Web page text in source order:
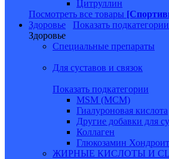
Цитруллин
Посмотреть все товары
Здоровье
Показать подкатегории
Здоровье
Специальные препараты
Для суставов и связок
Показать подкатегории
MSM (МСМ)
Гиалуроновая кислота
Другие добавки для
Коллаген
Глюкозамин
ЖИРНЫЕ КИСЛОТЫ И